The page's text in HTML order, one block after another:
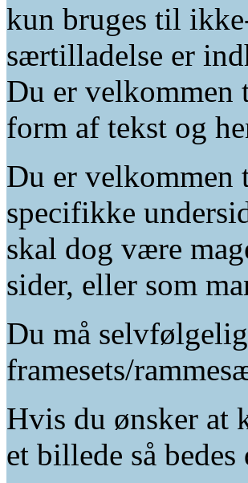
kun bruges til
særtilladelse er
Du er velkommen
form af tekst og
Du er
specifikke
skal dog være
sider, eller som
Du må
framesets/
Hvis du ønsker at
et billede så bedes